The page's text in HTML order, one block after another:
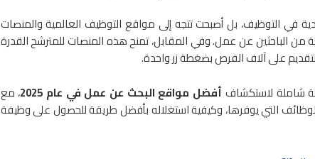
في التوظيف، بل أصبحت تتجه إلى مواقع التوظيف العالمية والمنصات
من الباحثين عن عمل. وفي المقابل، تمنح هذه المنصات للمترشح القدرة
على آلاف الفرص بضغطة زر واحدة.
شاملة لاستكشاف أفضل مواقع البحث عن عمل في عام 2025
، مع
التي يوفرها، وكيفية استغلاله بأفضل طريقة للحصول على وظيفة